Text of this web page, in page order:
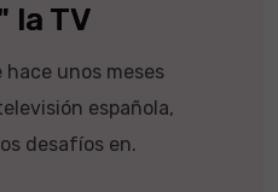
la TV
hace unos meses
española,
desafíos en.